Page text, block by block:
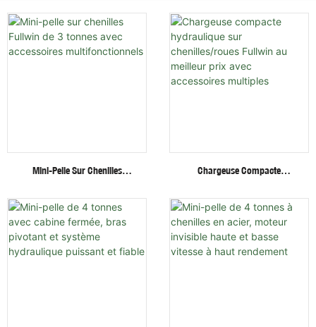
Mini-Pelle Sur Chenilles
Accessoires Multifonctionnels
Chargeuse Compacte
Chenilles/roues Fullwin Au
Meilleur Prix Avec Accessoires
Multiples